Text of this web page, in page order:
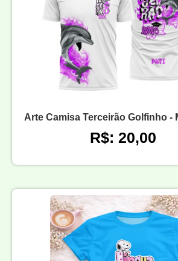
Arte Camisa Terceirão Golfinho -
R$: 20,00